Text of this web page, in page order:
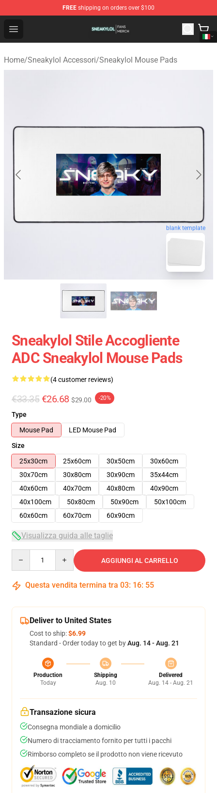
FREE shipping on orders over $100
Open menu
Sneakylol Shop - Official Sneakylol Merchandise Store
Home/Sneakylol Accessori/Sneakylol Mouse Pads
blank template
Sneakylol Stile Accogliente
ADC Sneakylol Mouse Pads
(4 customer reviews)
€33.35 €26.68 $29.00 -20%
Type
Mouse Pad
LED Mouse Pad
Size
25x30cm
25x60cm 30x50cm
30x60cm
30x70cm
30x80cm 30x90cm
35x44cm
40x60cm
40x70cm 40x80cm
40x90cm
40x100cm
50x80cm 50x90cm
50x100cm
60x60cm
60x70cm 60x90cm
Visualizza guida alle taglie
AGGIUNGI AL CARRELLO
Questa vendita termina tra 03: 16: 54
Deliver to United States
Cost to ship:$6.99
Standard - Order today to get byAug. 14 - Aug. 21
Production
Today
Shipping
Aug. 10
Delivered
Aug. 14 - Aug. 21
Transazione sicura
Consegna mondiale a domicilio
Numero di tracciamento fornito per tutti i pacchi
Rimborso completo se il prodotto non viene ricevuto